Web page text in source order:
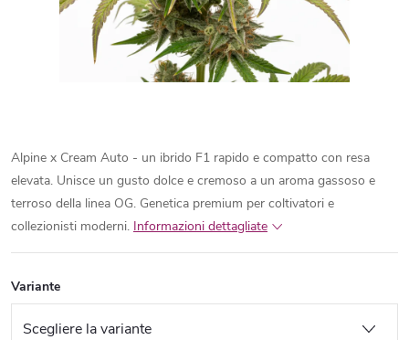
Alpine x Cream Auto - un ibrido F1 rapido e compatto con resa
elevata. Unisce un gusto dolce e cremoso a un aroma gassoso e
terroso della linea OG. Genetica premium per coltivatori e
collezionisti moderni. Informazioni dettagliate
Variante